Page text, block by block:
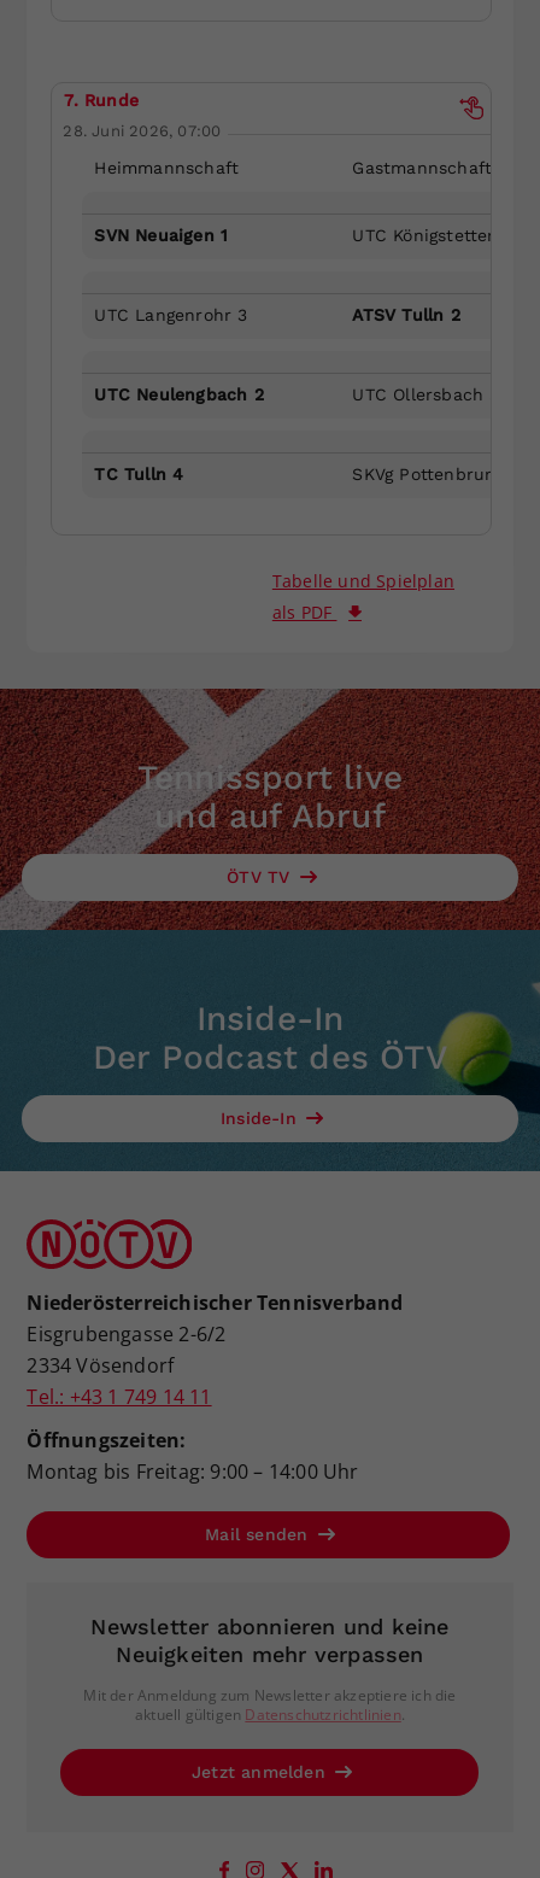
7. Runde
28. Juni 2026, 07:00
Heimmannschaft Gastmannschaft
SVN Neuaigen 1 UTC Königstetten 2
UTC Langenrohr 3 ATSV Tulln 2
UTC Neulengbach 2 UTC Ollersbach 5
TC Tulln 4 SKVg Pottenbrunn 2
Tabelle und Spielplan
als PDF
Tennissport live
und auf Abruf
ÖTV TV
Inside-In
Der Podcast des ÖTV
Inside-In
Niederösterreichischer Tennisverband
Eisgrubengasse 2-6/2
2334 Vösendorf
Tel.: +43 1 749 14 11
Öffnungszeiten:
Montag bis Freitag: 9:00 – 14:00 Uhr
Mail senden
Newsletter abonnieren und keine
Neuigkeiten mehr verpassen
Mit der Anmeldung zum Newsletter akzeptiere ich die
aktuell gültigen Datenschutzrichtlinien.
Jetzt anmelden